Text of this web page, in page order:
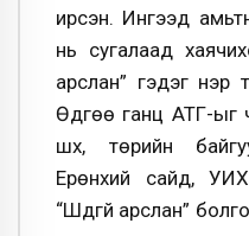
ирсэн. Ингээд
нь сугалаад
арслан” гэдэг нэр
Өдгөө ганц АТГ-ыг
шүүх, төрийн
Ерөнхий сайд,
“Шүдгүй арслан”